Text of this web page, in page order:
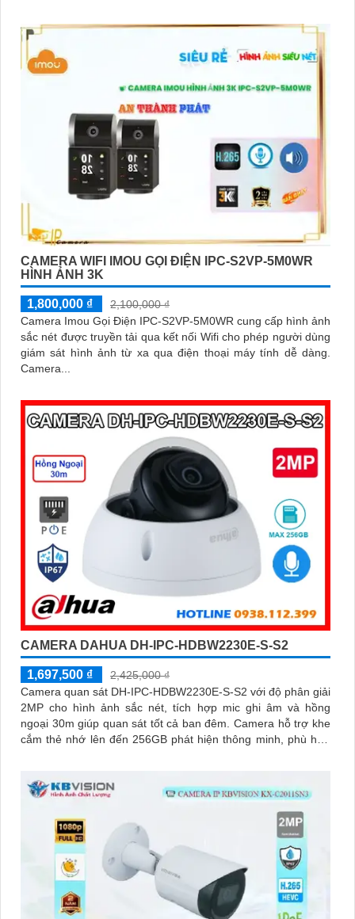
CAMERA WIFI IMOU GỌI ĐIỆN IPC-S2VP-5M0WR
HÌNH ẢNH 3K
1,800,000 ₫
2,100,000 ₫
Camera Imou Gọi Điện IPC-S2VP-5M0WR cung cấp hình ảnh
sắc nét được truyền tải qua kết nối Wifi cho phép người dùng
giám sát hình ảnh từ xa qua điện thoại máy tính dễ dàng.
Camera...
CAMERA DAHUA DH-IPC-HDBW2230E-S-S2
1,697,500 ₫
2,425,000 ₫
Camera quan sát DH-IPC-HDBW2230E-S-S2 với độ phân giải
2MP cho hình ảnh sắc nét, tích hợp mic ghi âm và hồng
ngoại 30m giúp quan sát tốt cả ban đêm. Camera hỗ trợ khe
cắm thẻ nhớ lên đến 256GB phát hiện thông minh, phù hợp